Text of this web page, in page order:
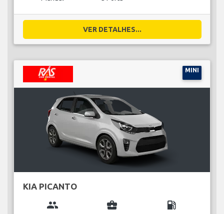
VER DETALHES...
MINI
KIA PICANTO
group business_center local_gas_station